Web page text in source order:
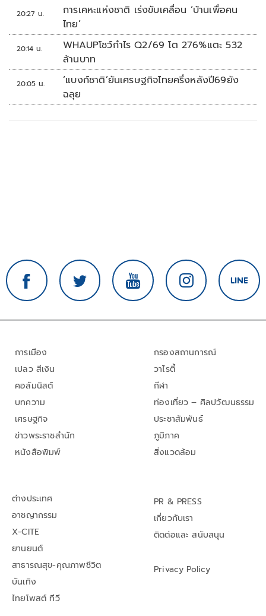
20:27 น.
การเคหะแห่งชาติ เร่งขับเคลื่อน ‘บ้านเพื่อคน
ไทย’
20:14 น.
WHAUPโชว์กำไร Q2/69 โต 276%แตะ 532
ล้านบาท
20:05 น.
‘แบงก์ชาติ’ยันเศรษฐกิจไทยครึ่งหลังปี69ยัง
ฉลุย
การเมือง
เปลว สีเงิน
คอลัมนิสต์
บทความ
เศรษฐกิจ
ข่าวพระราชสำนัก
หนังสือพิมพ์
กรองสถานการณ์
วาไรตี้
กีฬา
ท่องเที่ยว – ศิลปวัฒนธรรม
ประชาสัมพันธ์
ภูมิภาค
สิ่งแวดล้อม
ต่างประเทศ
อาชญากรรม
X-CITE
ยานยนต์
สาธารณสุข-คุณภาพชีวิต
บันเทิง
ไทยโพสต์ ทีวี
PR & PRESS
เกี่ยวกับเรา
ติดต่อและ สนับสนุน
Privacy Policy